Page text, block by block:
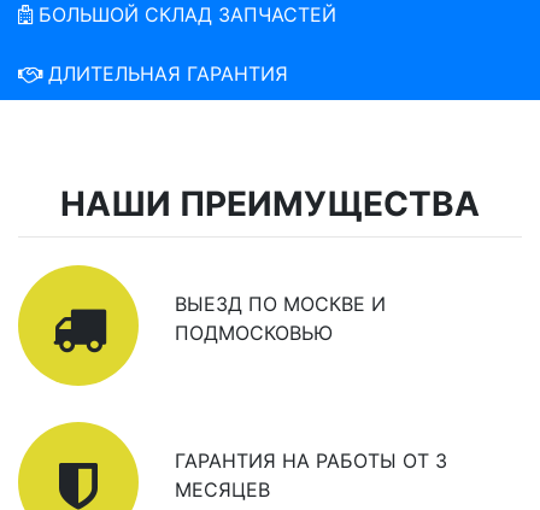
БОЛЬШОЙ СКЛАД ЗАПЧАСТЕЙ
ДЛИТЕЛЬНАЯ ГАРАНТИЯ
НАШИ ПРЕИМУЩЕСТВА
ВЫЕЗД ПО МОСКВЕ И
ПОДМОСКОВЬЮ
ГАРАНТИЯ НА РАБОТЫ ОТ 3
МЕСЯЦЕВ